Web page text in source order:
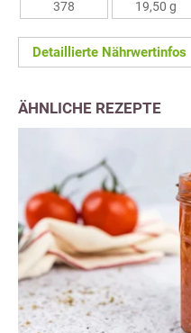
378 19,50 g
Detaillierte Nährwertinfos
ÄHNLICHE REZEPTE